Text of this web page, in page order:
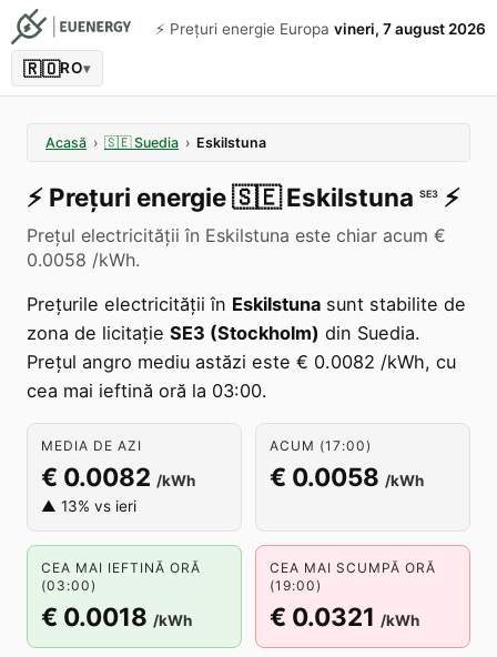
⚡️ Prețuri energie Europa vineri, 7 august 2026
🇷🇴RO▾
Acasă › 🇸🇪 Suedia › Eskilstuna
⚡️ Prețuri energie🇸🇪 Eskilstuna SE3 ⚡️
Prețul electricității în Eskilstuna este chiar acum €
0.0058 /kWh.
Prețurile electricității în Eskilstuna sunt stabilite de
zona de licitație SE3 (Stockholm) din Suedia.
Prețul angro mediu astăzi este € 0.0082 /kWh, cu
cea mai ieftină oră la 03:00.
MEDIA DE AZI
€ 0.0082 /kWh
▲ 13% vs ieri
ACUM (17:00)
€ 0.0058 /kWh
CEA MAI IEFTINĂ ORĂ
(03:00)
€ 0.0018 /kWh
CEA MAI SCUMPĂ ORĂ
(19:00)
€ 0.0321 /kWh